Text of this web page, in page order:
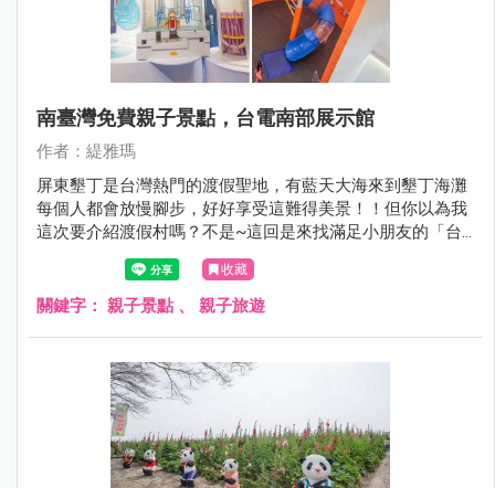
南臺灣免費親子景點，台電南部展示館
作者：緹雅瑪
屏東墾丁是台灣熱門的渡假聖地，有藍天大海來到墾丁海灘
每個人都會放慢腳步，好好享受這難得美景！！但你以為我
這次要介紹渡假村嗎？不是~這回是來找滿足小朋友的「台
電南部展示館」，來玩挑高2層樓旋轉滑梯，順便長知
收藏
關鍵字： 親子景點 、 親子旅遊